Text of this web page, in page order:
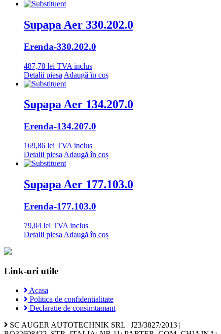
Supapa Aer 330.202.0
Erenda-330.202.0
487,78 lei TVA inclus
Detalii piesa Adaugă în coș
Supapa Aer 134.207.0
Erenda-134.207.0
169,86 lei TVA inclus
Detalii piesa Adaugă în coș
Supapa Aer 177.103.0
Erenda-177.103.0
79,04 lei TVA inclus
Detalii piesa Adaugă în coș
Link-uri utile
Acasa
Politica de confidentialitate
Declaratie de consimtamant
SC AUGER AUTOTECHNIK SRL | J23/3827/2013 |